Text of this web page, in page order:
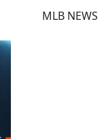
MLB NEWS